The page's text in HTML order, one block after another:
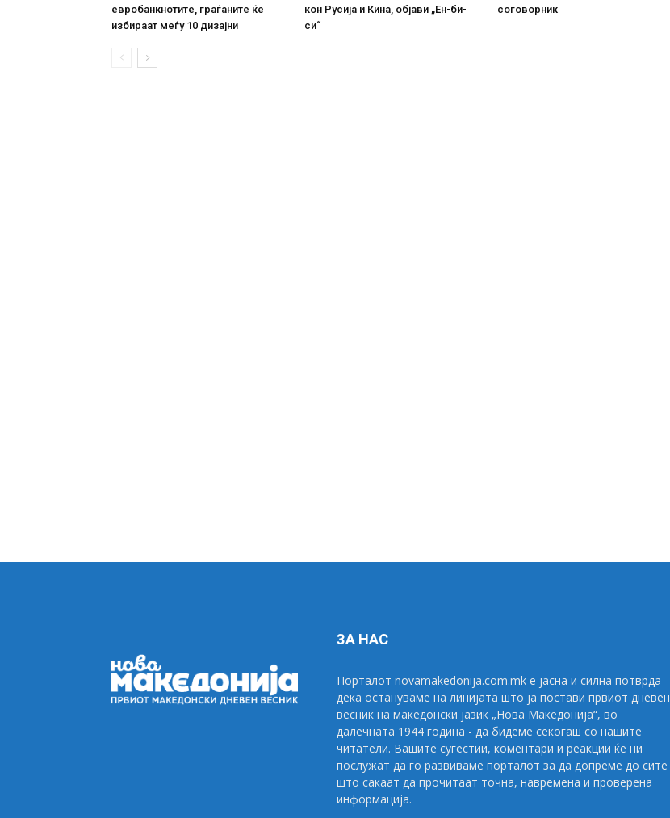
евробанкнотите, граѓаните ќе
избираат меѓу 10 дизајни
кон Русија и Кина, објави „Ен-би-
си“
соговорник
ЗА НАС
Порталот novamakedonija.com.mk е јасна и силна потврда
дека остануваме на линијата што ја постави првиот дневен
весник на македонски јазик „Нова Македонија“, во
далечната 1944 година - да бидеме секогаш со нашите
читатели. Вашите сугестии, коментари и реакции ќе ни
послужат да го развиваме порталот за да допреме до сите
што сакаат да прочитаат точна, навремена и проверена
информација.